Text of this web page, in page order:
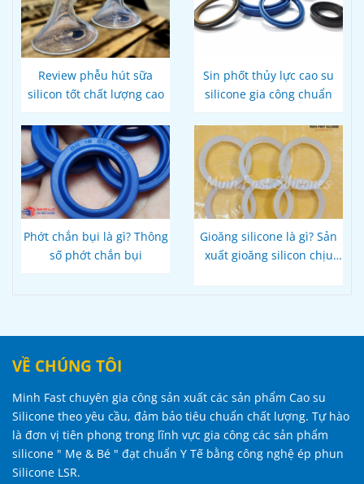
Review phễu hút sữa
silicon tốt chất lượng cao
Sin phốt thủy lực cao su
silicone gia công chuẩn
Phớt chắn bụi là gì? Thông
số phớt chắn bụi
Gioăng silicone là gì? Sản
xuất gioăng silicon chịu
VỀ CHÚNG TÔI
Minh Fast chuyên gia công sản xuất các sản phẩm Cao su
Silicone theo yêu cầu, đảm bảo tiêu chuẩn chất lượng. Tự hào
là đơn vị tiên phong trong lĩnh vực gia công các sản phẩm
silicone " Mẹ & Bé " đạt chuẩn Y Tế bằng công nghệ ép phun
Silicone LSR.